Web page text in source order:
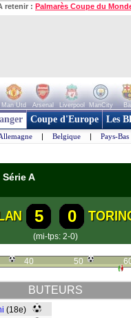
retenir : Palmarès Coupe du
Man Utd Arsenal Liverpool ManCity
Coupe d'Europe Les
| Belgique | Pays-Bas
A
5 0
(mi-tps: 2-0)
40 50
BUTEURS
(18e)